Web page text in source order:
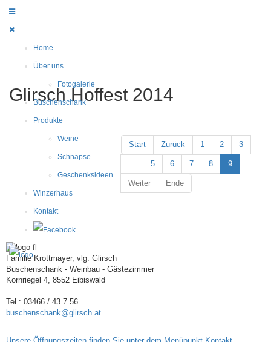
Home
Über uns
Fotogalerie
Buschenschank
Produkte
Weine
Schnäpse
Geschenksideen
Winzerhaus
Kontakt
Glirsch Hoffest 2014
Start Zurück 1 2 3
... 5 6 7 8 9
Weiter Ende
Familie Krottmayer, vlg. Glirsch
Buschenschank - Weinbau - Gästezimmer
Kornriegel 4, 8552 Eibiswald
Tel.: 03466 / 43 7 56
buschenschank@glirsch.at